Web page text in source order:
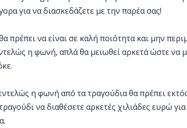
για να διασκεδάζετε με την παρέα σας!
πρέπει να είναι σε καλή ποιότητα και μην
η φωνή, απλά θα μειωθεί αρκετά ώστε να
η φωνή από τα τραγούδια θα πρέπει
να διαθέσετε αρκετές χιλιάδες ευρώ για